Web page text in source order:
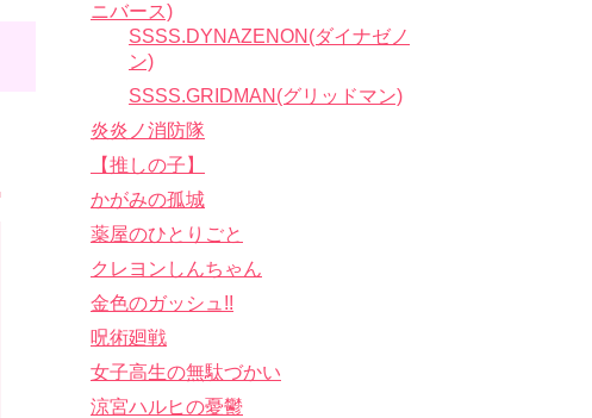
ニバース)
SSSS.DYNAZENON(ダイナゼノ
ン)
SSSS.GRIDMAN(グリッドマン)
炎炎ノ消防隊
【推しの子】
かがみの孤城
薬屋のひとりごと
クレヨンしんちゃん
金色のガッシュ!!
呪術廻戦
女子高生の無駄づかい
涼宮ハルヒの憂鬱